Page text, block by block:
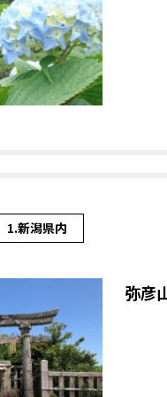
1.新潟県内
弥彦